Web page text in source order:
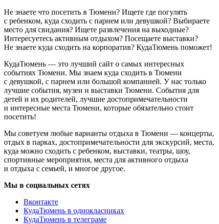
Не знаете что посетить в Тюмени? Ищете где погулять
с ребенком, куда сходить с парнем или девушкой? Выбираете
место для свидания? Ищете развлечения на выходные?
Интересуетесь активным отдыхом? Посещаете выставки?
Не знаете куда сходить на корпоратив? КудаТюмень поможет!
КудаТюмень — это лучший сайт о самых интересных
событиях Тюмени. Мы знаем куда сходить в Тюмени
с девушкой, с парнем или большой компанией. У нас только
лучшие события, музеи и выставки Тюмени. События для
детей и их родителей, лучшие достопримечательности
и интересные места Тюмени, которые обязательно стоит
посетить!
Мы советуем любые варианты отдыха в Тюмени — концерты,
отдых в парках, достопримечательности для экскурсий, места,
куда можно сходить с ребенком, выставки, театры, шоу,
спортивные мероприятия, места для активного отдыха
и отдыха с семьей, и многое другое.
Мы в социальных сетях
Вконтакте
КудаТюмень в однокласниках
КудаТюмень в телеграме